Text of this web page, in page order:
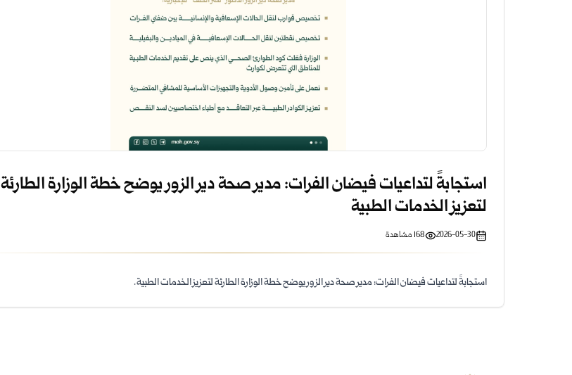
استجابةً لتداعيات فيضان الفرات: مدير صحة دير الزور يوضح خطة الوزارة الطارئة
لتعزيز الخدمات الطبية
2026-05-30
168 مشاهدة
استجابةً لتداعيات فيضان الفرات: مدير صحة دير الزور يوضح خطة الوزارة الطارئة لتعزيز الخدمات الطبية.